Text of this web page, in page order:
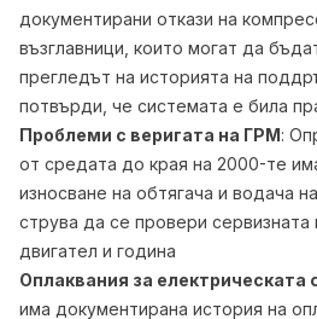
документирани откази на
възглавници, които могат да
прегледът на историята на
потвърди, че системата е била
Проблеми с веригата на ГРМ:
от средата до края на 2000-те
износване на обтягача и водача
струва да се провери сервизната
двигател и година
Оплаквания за електрическата
има документирана история на